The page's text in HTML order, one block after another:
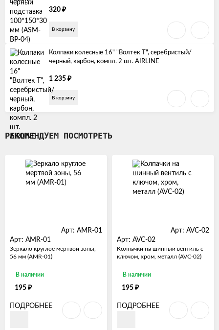
320 ₽
В корзину
Колпаки колесные 16" "Волтек Т", серебристый/
черный, карбон, компл. 2 шт. AIRLINE
1 235 ₽
В корзину
РЕКОМЕНДУЕМ ПОСМОТРЕТЬ
Арт: AMR-01
Арт: AMR-01
Зеркало круглое мертвой зоны,
56 мм (AMR-01)
В наличии
195 ₽
ПОДРОБНЕЕ
Арт: AVC-02
Арт: AVC-02
Колпачки на шинный вентиль с
ключом, хром, металл (AVC-02)
В наличии
195 ₽
ПОДРОБНЕЕ